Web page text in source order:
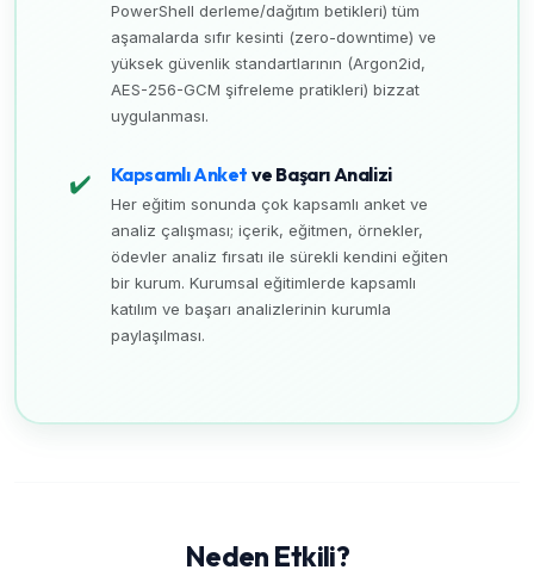
PowerShell derleme/dağıtım betikleri) tüm
aşamalarda sıfır kesinti (zero-downtime) ve
yüksek güvenlik standartlarının (Argon2id,
AES-256-GCM şifreleme pratikleri) bizzat
uygulanması.
✔️ Kapsamlı Anket ve Başarı Analizi
Her eğitim sonunda çok kapsamlı anket ve
analiz çalışması; içerik, eğitmen, örnekler,
ödevler analiz fırsatı ile sürekli kendini eğiten
bir kurum. Kurumsal eğitimlerde kapsamlı
katılım ve başarı analizlerinin kurumla
paylaşılması.
Neden Etkili?